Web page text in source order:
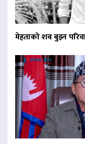
मेहताको शव बुझ्न